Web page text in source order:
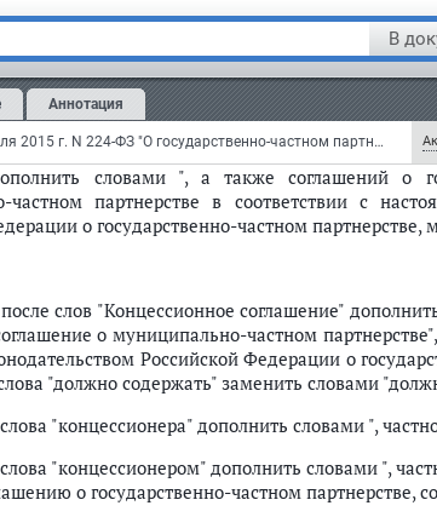
В
партнерстве, соглашения о муниципально-частном
частном партнерстве, соглашения о
подписания
участников конкурса о результатах проведения
соглашения о муниципально-частном партнерстве
Аннотация
Федеральный закон от 13 июля 2015 г. N 224-ФЗ "О государственно-частном партнерстве, муниципально-частном партнерстве в Российской Федерации и внесении изменений в отдельные законодательные акты Российской Федерации" (с изменениями и дополнениями)
партнерстве заключены в отношении
дополнить словами ", соглашений о
партнерстве";
словами ", а также соглашений о
частном партнерстве в соответствии с
о государственно-частном
после слов "Концессионное соглашение"
о муниципально-частном
Российской Федерации о
"должно содержать" заменить словами
"концессионера" дополнить словами ",
"концессионером" дополнить словами ",
о государственно-частном